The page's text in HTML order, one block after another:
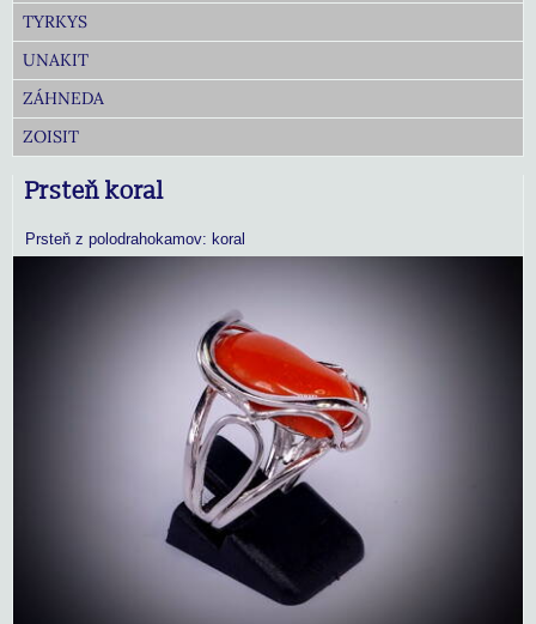
TYRKYS
UNAKIT
ZÁHNEDA
ZOISIT
Prsteň koral
Prsteň z polodrahokamov: koral